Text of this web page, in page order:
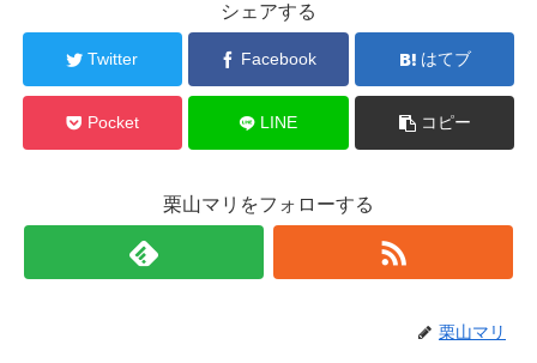
シェアする
Twitter Facebook はてブ
Pocket LINE コピー
栗山マリをフォローする
栗山マリ